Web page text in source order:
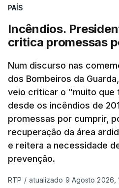
PAÍS
Incêndios.
critica promessas
Num discurso nas
dos Bombeiros da
veio criticar o "muito que
desde os incêndios de
promessas por cumprir,
recuperação da área
e reitera a necessidade
prevenção.
RTP / atualizado 9 Agosto 2026,